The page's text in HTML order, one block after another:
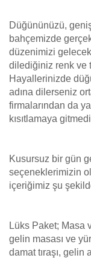
Düğününüzü,
bahçemizde
düzenimizi
dilediğiniz renk ve
Hayallerinizde
adına dilerseniz
firmalarından da
kısıtlamaya
Kusursuz bir gün
seçeneklerimizin
içeriğimiz şu
Lüks Paket; Masa
gelin masası ve
damat tıraşı, gelin